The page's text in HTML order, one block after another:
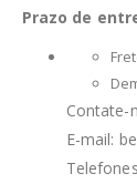
Prazo de
Contate-
E-mail: